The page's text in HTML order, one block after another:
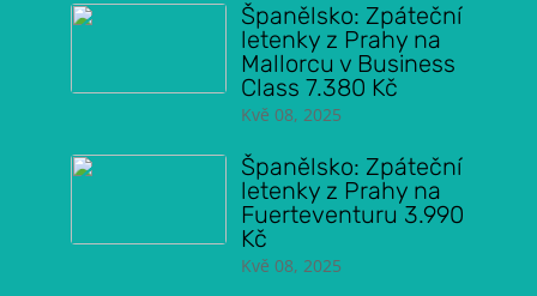
Španělsko: Zpáteční
letenky z Prahy na
Mallorcu v Business
Class 7.380 Kč
Kvě 08, 2025
Španělsko: Zpáteční
letenky z Prahy na
Fuerteventuru 3.990
Kč
Kvě 08, 2025